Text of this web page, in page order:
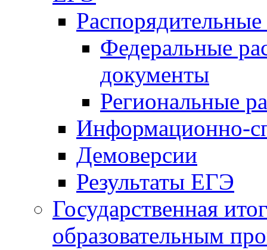
Федеральные
документы
Региональные
Информационно-
Демоверсии
Результаты ЕГЭ
Государственная
образовательным